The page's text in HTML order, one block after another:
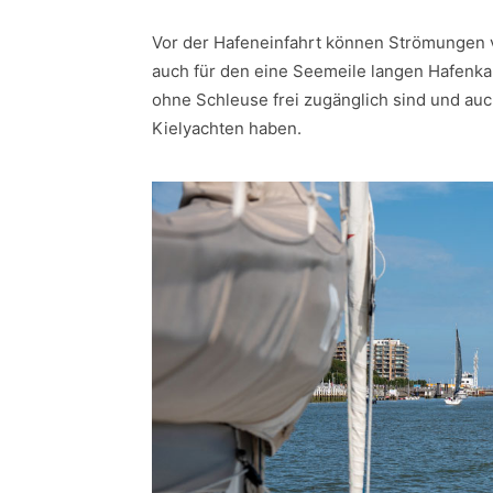
Vor der Hafeneinfahrt können
auch für den eine Seemeile langen
ohne Schleuse frei zugänglich sind und
Kielyachten haben.